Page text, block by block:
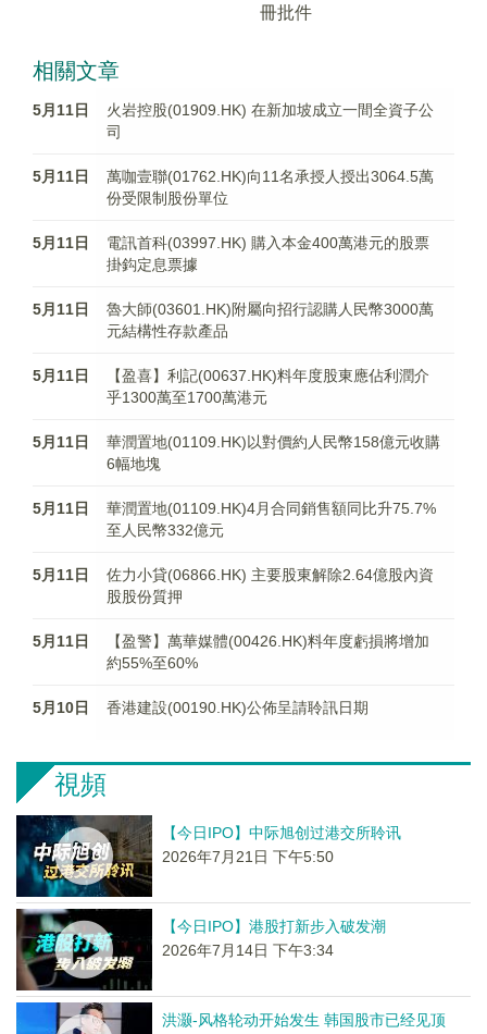
冊批件
相關文章
5月11日
火岩控股(01909.HK) 在新加坡成立一間全資子公
司
5月11日
萬咖壹聯(01762.HK)向11名承授人授出3064.5萬
份受限制股份單位
5月11日
電訊首科(03997.HK) 購入本金400萬港元的股票
掛鈎定息票據
5月11日
魯大師(03601.HK)附屬向招行認購人民幣3000萬
元結構性存款產品
5月11日
【盈喜】利記(00637.HK)料年度股東應佔利潤介
乎1300萬至1700萬港元
5月11日
華潤置地(01109.HK)以對價約人民幣158億元收購
6幅地塊
5月11日
華潤置地(01109.HK)4月合同銷售額同比升75.7%
至人民幣332億元
5月11日
佐力小貸(06866.HK) 主要股東解除2.64億股內資
股股份質押
5月11日
【盈警】萬華媒體(00426.HK)料年度虧損將增加
約55%至60%
5月10日 香港建設(00190.HK)公佈呈請聆訊日期
視頻
【今日IPO】中际旭创过港交所聆讯
2026年7月21日 下午5:50
【今日IPO】港股打新步入破发潮
2026年7月14日 下午3:34
洪灏-风格轮动开始发生 韩国股市已经见顶